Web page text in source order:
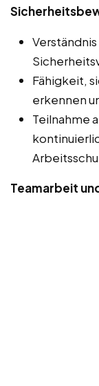
Fähigkeit,
erkennen
Teilnahme
Teamarbeit